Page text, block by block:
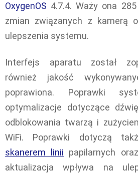
OxygenOS 4.7.4. Waży ona
zmian związanych z kamerą
ulepszenia systemu.
Interfejs aparatu został
również jakość
poprawiona. Poprawki
optymalizacje dotyczące
odblokowania twarzą i
WiFi. Poprawki dotyczą
skanerem linii papilarnych oraz
aktualizacja wpływa na